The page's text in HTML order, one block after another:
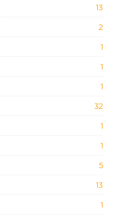
13
2
1
1
1
32
1
1
5
13
1